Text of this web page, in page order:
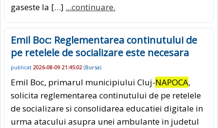
gaseste la […] ...continuare.
Emil Boc: Reglementarea continutului de
pe retelele de socializare este necesara
publicat 2026-08-09 21:45:02 (Bursa)
Emil Boc, primarul municipiului Cluj-NAPOCA,
solicita reglementarea continutului de pe retelele
de socializare si consolidarea educatiei digitale in
urma atacului asupra unei ambulante in judetul